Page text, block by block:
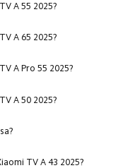
A 55 2025?
A 65 2025?
A Pro 55 2025?
A 50 2025?
TV A 43 2025?